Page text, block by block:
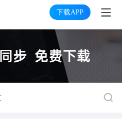
下载APP